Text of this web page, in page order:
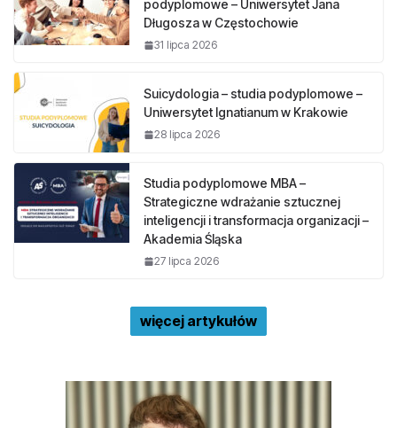
podyplomowe – Uniwersytet Jana
Długosza w Częstochowie
31 lipca 2026
Suicydologia – studia podyplomowe –
Uniwersytet Ignatianum w Krakowie
28 lipca 2026
Studia podyplomowe MBA –
Strategiczne wdrażanie sztucznej
inteligencji i transformacja organizacji –
Akademia Śląska
27 lipca 2026
więcej artykułów